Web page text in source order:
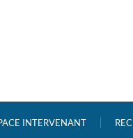
INTERVENANT